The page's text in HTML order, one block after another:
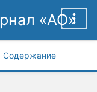
«АО»
Содержание